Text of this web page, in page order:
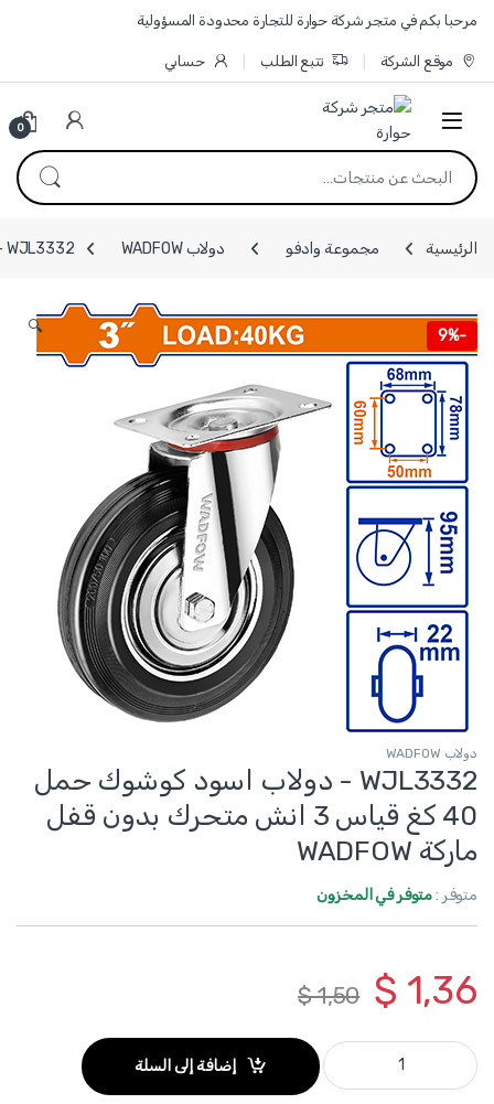
Skip to navigation
Skip to content
مرحبا بكم في متجر شركة حوارة للتجارة محدودة المسؤولية
موقع الشركة تتبع الطلب حسابي
0
البحث عن:
الرئيسية مجموعة وادفو دولاب WADFOW WJL3332 - دولاب اسود كوشوك حمل 40 كغ قياس 3 انش متحرك بدون قفل ماركة WADFOW
-
9%
🔍
دولاب WADFOW
WJL3332 - دولاب اسود كوشوك حمل
40 كغ قياس 3 انش متحرك بدون قفل
ماركة WADFOW
متوفر :متوفر في المخزون
$ 1,36
$1,50
WJL3332 - دولاب اسود كوشوك حمل 40 كغ قياس 3 انش متحرك بدون قفل ماركة WADFOW quantity
إضافة إلى السلة